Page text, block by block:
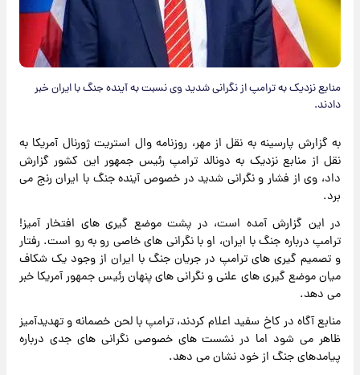
منابع نزدیک به ترامپ از نگرانی شدید وی نسبت به آینده جنگ با ایران خبر
دادند.
به گزارش پارسینه به نقل از مهر، روزنامه وال استریت ژورنال آمریکا به
نقل از منابع نزدیک به دونالد ترامپ رئیس جمهور این کشور گزارش
داد، وی از فشار و نگرانی شدید در خصوص آینده جنگ با ایران رنج می
برد.
در این گزارش آمده است، در پشت موضع گیری های افتخار آمیز!
ترامپ درباره جنگ با ایران، او با نگرانی های خاصی رو به رو است. رفتار
و تصمیم گیری های ترامپ در جریان جنگ با ایران از وجود یک شکاف
میان موضع گیری های علنی و نگرانی های پنهان رئیس جمهور آمریکا خبر
می دهد.
منابع آگاه در کاخ سفید اعلام کردند، ترامپ با لحن خصمانه و تهدیدآمیز
ظاهر می شود اما در نشست های خصوصی نگرانی های جدی درباره
پیامدهای جنگ از خود نشان می دهد.